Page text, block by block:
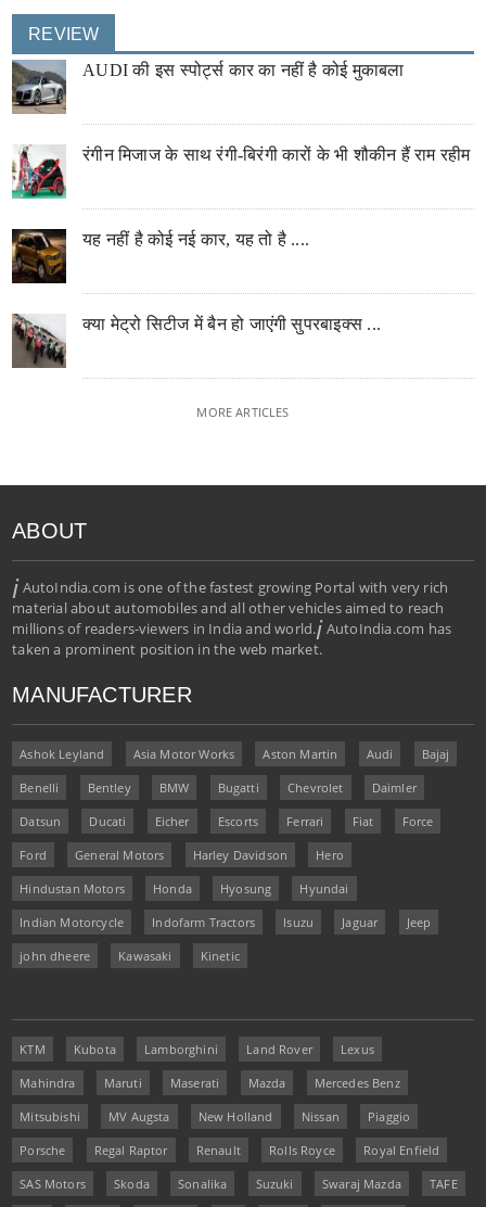
REVIEW
AUDI की इस स्पोर्ट्स कार का नहीं है कोई मुकाबला
रंगीन मिजाज के साथ रंगी-बिरंगी कारों के भी शौकीन हैं राम रहीम
यह नहीं है कोई नई कार, यह तो है ....
क्या मेट्रो सिटीज में बैन हो जाएंगी सुपरबाइक्स ...
MORE ARTICLES
ABOUT
iAutoIndia.com is one of the fastest growing Portal with very rich
material about automobiles and all other vehicles aimed to reach
millions of readers-viewers in India and world.iAutoIndia.com has
taken a prominent position in the web market.
MANUFACTURER
Ashok Leyland Asia Motor Works Aston Martin Audi Bajaj
Benelli Bentley BMW Bugatti Chevrolet Daimler
Datsun Ducati Eicher Escorts Ferrari Fiat Force
Ford General Motors Harley Davidson Hero
Hindustan Motors Honda Hyosung Hyundai
Indian Motorcycle Indofarm Tractors Isuzu Jaguar Jeep
john dheere Kawasaki Kinetic
KTM Kubota Lamborghini Land Rover Lexus
Mahindra Maruti Maserati Mazda Mercedes Benz
Mitsubishi MV Augsta New Holland Nissan Piaggio
Porsche Regal Raptor Renault Rolls Royce Royal Enfield
SAS Motors Skoda Sonalika Suzuki Swaraj Mazda TAFE